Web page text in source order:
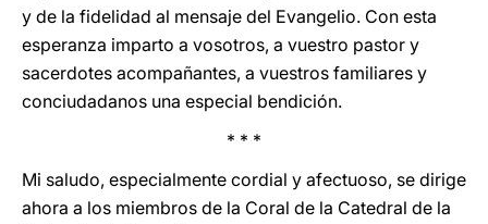
y de la fidelidad al mensaje del Evangelio. Con esta
esperanza imparto a vosotros, a vuestro pastor y
sacerdotes acompañantes, a vuestros familiares y
conciudadanos una especial bendición.
* * *
Mi saludo, especialmente cordial y afectuoso, se dirige
ahora a los miembros de la Coral de la Catedral de la